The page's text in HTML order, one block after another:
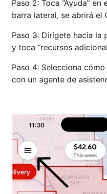
Paso 2: Toca “Ayuda”
barra lateral, se abrirá el
Paso 3: Dirígete hacia la
y toca “recursos
Paso 4: Selecciona
con un agente de